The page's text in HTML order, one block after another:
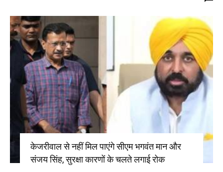
केजरीवाल से नहीं मिल पाएंगे सीएम भगवंत मान और
संजय सिंह, सुरक्षा कारणों के चलते लगाई रोक